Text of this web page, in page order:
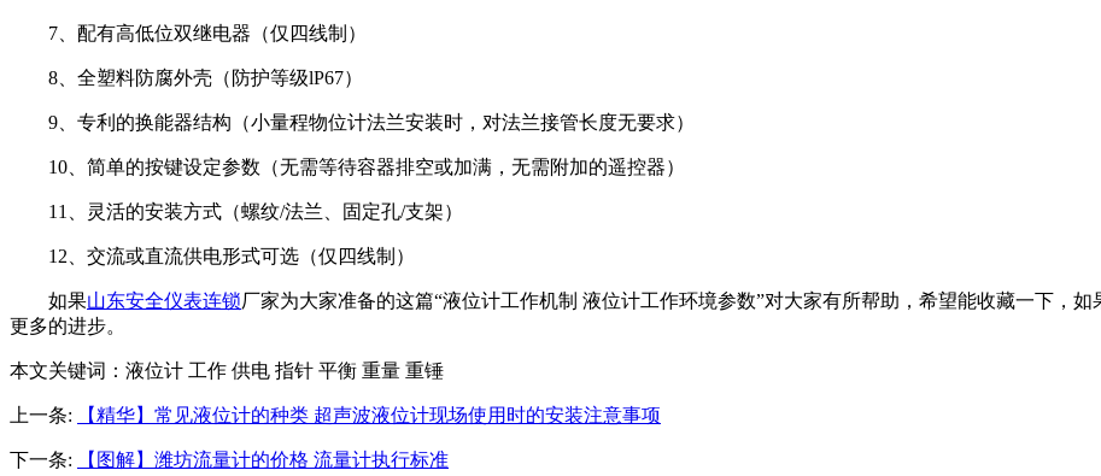
7、配有高低位双继电器（仅四线制）
8、全塑料防腐外壳（防护等级lP67）
9、专利的换能器结构（小量程物位计法兰安装时，对法兰接管长度无要求）
10、简单的按键设定参数（无需等待容器排空或加满，无需附加的遥控器）
11、灵活的安装方式（螺纹/法兰、固定孔/支架）
12、交流或直流供电形式可选（仅四线制）
如果山东安全仪表连锁厂家为大家准备的这篇“液位计工作机制 液位计工作环境参数”对大家有所帮助，希望能收藏一下，
更多的进步。
本文关键词： 液位计 工作 供电 指针 平衡 重量 重锤
上一条: 【精华】常见液位计的种类 超声波液位计现场使用时的安装注意事项
下一条: 【图解】潍坊流量计的价格 流量计执行标准